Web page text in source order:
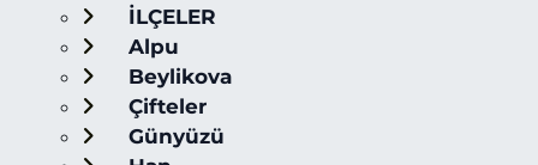
İLÇELER
Alpu
Beylikova
Çifteler
Günyüzü